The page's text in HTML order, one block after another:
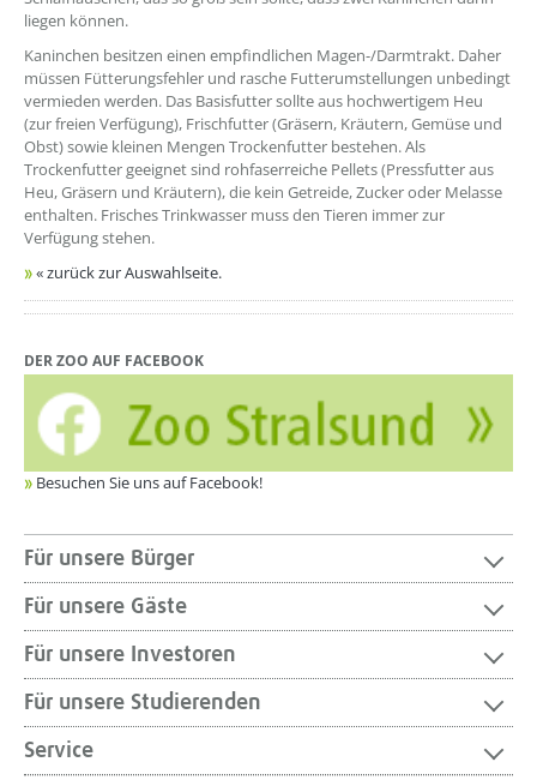
liegen können.
Kaninchen besitzen einen empfindlichen Magen-/Darmtrakt. Daher
müssen Fütterungsfehler und rasche Futterumstellungen unbedingt
vermieden werden. Das Basisfutter sollte aus hochwertigem Heu
(zur freien Verfügung), Frischfutter (Gräsern, Kräutern, Gemüse und
Obst) sowie kleinen Mengen Trockenfutter bestehen. Als
Trockenfutter geeignet sind rohfaserreiche Pellets (Pressfutter aus
Heu, Gräsern und Kräutern), die kein Getreide, Zucker oder Melasse
enthalten. Frisches Trinkwasser muss den Tieren immer zur
Verfügung stehen.
« zurück zur Auswahlseite.
DER ZOO AUF FACEBOOK
Besuchen Sie uns auf Facebook!
Für unsere Bürger
Für unsere Gäste
Für unsere Investoren
Für unsere Studierenden
Service